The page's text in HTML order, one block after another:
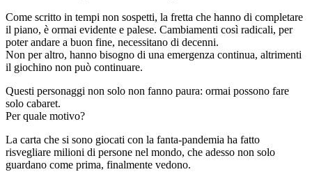
Come scritto in tempi non sospetti, la fretta che hanno di completare
il piano, è ormai evidente e palese. Cambiamenti così radicali, per
poter andare a buon fine, necessitano di decenni.
Non per altro, hanno bisogno di una emergenza continua, altrimenti
il giochino non può continuare.
Questi personaggi non solo non fanno paura: ormai possono fare
solo cabaret.
Per quale motivo?
La carta che si sono giocati con la fanta-pandemia ha fatto
risvegliare milioni di persone nel mondo, che adesso non solo
guardano come prima, finalmente vedono.